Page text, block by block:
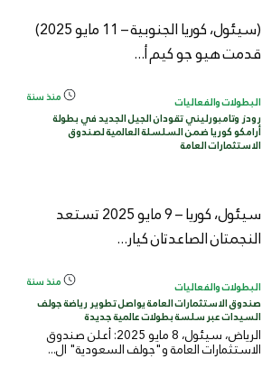
(سيئول، كوريا الجنوبية – 11 مايو 2025)
قدمت هيو جو كيم أ...
البطولات والفعاليات منذ سنة
رودز وتامبورليني تقودان الجيل الجديد في بطولة
أرامكو كوريا ضمن السلسلة العالمية لصندوق
الاستثمارات العامة
سيئول، كوريا – 9 مايو 2025 تستعد
النجمتان الصاعدتان كيار...
البطولات والفعاليات منذ سنة
صندوق الاستثمارات العامة يواصل تطوير رياضة جولف
السيدات عبر سلسة بطولات عالمية جديدة
الرياض، سيئول، 8 مايو 2025: أعلن صندوق
الاستثمارات العامة و"جولف السعودية" ال...